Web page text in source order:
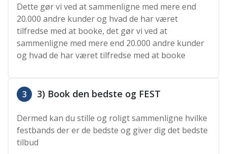
Dette gør vi ved at sammenligne med mere end
20.000 andre kunder og hvad de har været
tilfredse med at booke, det gør vi ved at
sammenligne med mere end 20.000 andre kunder
og hvad de har været tilfredse med at booke
3 3) Book den bedste og FEST
Dermed kan du stille og roligt sammenligne hvilke
festbands der er de bedste og giver dig det bedste
tilbud